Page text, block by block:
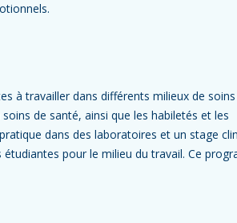
à travailler dans différents milieux de
de santé, ainsi que les habiletés et les
dans des laboratoires et un stage
pour le milieu du travail. Ce